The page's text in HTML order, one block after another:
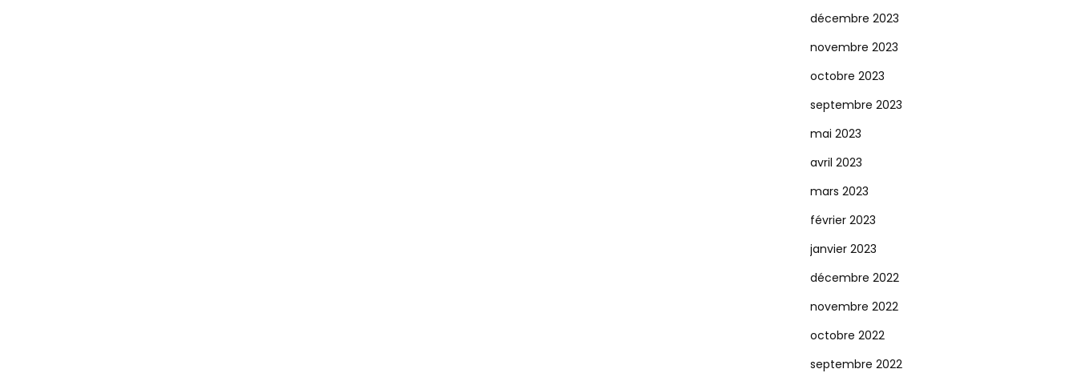
décembre 2023
novembre 2023
octobre 2023
septembre 2023
mai 2023
avril 2023
mars 2023
février 2023
janvier 2023
décembre 2022
novembre 2022
octobre 2022
septembre 2022